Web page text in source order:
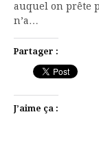
auquel on prête
n’a…
Partager :
J’aime ça :